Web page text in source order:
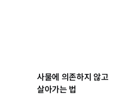
사물에 의존하지 않고
살아가는 법